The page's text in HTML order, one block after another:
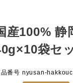
産100% 静
袋セ
番号 nyusan-